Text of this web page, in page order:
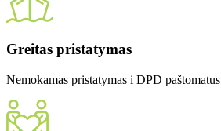
Greitas pristatymas
Nemokamas pristatymas i DPD paštomatus